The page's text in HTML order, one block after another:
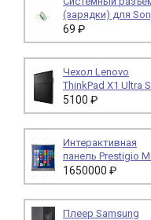
(зарядки) для
69 ₽
Чехол Lenovo
ThinkPad X1 Ultra
5100 ₽
Интерактивная
панель Prestigio
1650000 ₽
Плеер Samsung